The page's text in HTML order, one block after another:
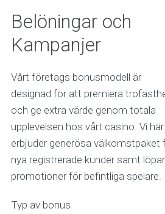
Belöningar och
Kampanjer
Vårt företags bonusmodell är
designad för att premiera
och ge extra värde genom totala
upplevelsen hos vårt casino. Vi här
erbjuder generösa välkomstpaket
nya registrerade kunder samt
promotioner för befintliga spelare.
Typ av bonus